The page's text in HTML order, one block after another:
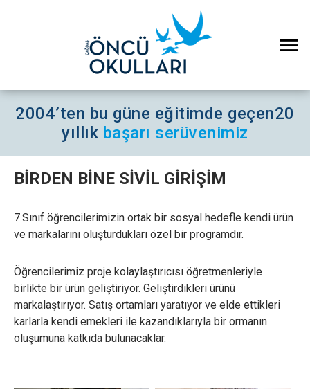
2004’ten bu güne eğitimde geçen20
yıllık başarı serüvenimiz
BİRDEN BİNE SİVİL GİRİŞİM
7.Sınıf öğrencilerimizin ortak bir sosyal hedefle kendi ürün
ve markalarını oluşturdukları özel bir programdır.
Öğrencilerimiz proje kolaylaştırıcısı öğretmenleriyle
birlikte bir ürün geliştiriyor. Geliştirdikleri ürünü
markalaştırıyor. Satış ortamları yaratıyor ve elde ettikleri
karlarla kendi emekleri ile kazandıklarıyla bir ormanın
oluşumuna katkıda bulunacaklar.